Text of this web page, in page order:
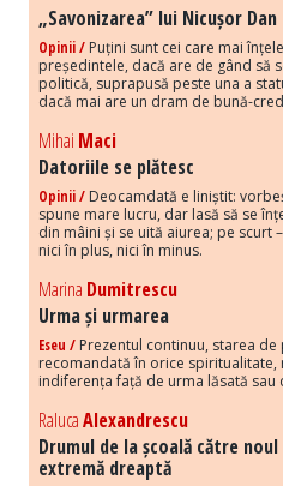
„Savonizarea” lui Nicușor Dan
Opinii / Puțini sunt cei care mai
președintele, dacă are de gând să
politică, suprapusă peste una a
dacă mai are un dram de bună-
Mihai Maci
Datoriile se plătesc
Opinii / Deocamdată e liniștit:
spune mare lucru, dar lasă să se
din mâini și se uită aiurea; pe scurt
nici în plus, nici în minus.
Marina Dumitrescu
Urma și urmarea
Eseu / Prezentul continuu, starea de
recomandată în orice spiritualitate,
indiferența față de urma lăsată sau
RalucaAlexandrescu
Drumul de la școală către
extremă dreaptă